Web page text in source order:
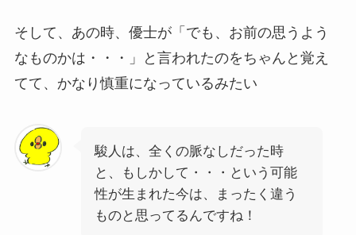
そして、あの時、優士が「でも、お前の思うよう
なものかは・・・」と言われたのをちゃんと覚え
てて、かなり慎重になっているみたい
駿人は、全くの脈なしだった時
と、もしかして・・・という可能
性が生まれた今は、まったく違う
ものと思ってるんですね！